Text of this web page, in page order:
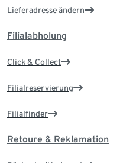
Lieferadresse ändern
Filialabholung
Click & Collect
Filialreservierung
Filialfinder
Retoure & Reklamation